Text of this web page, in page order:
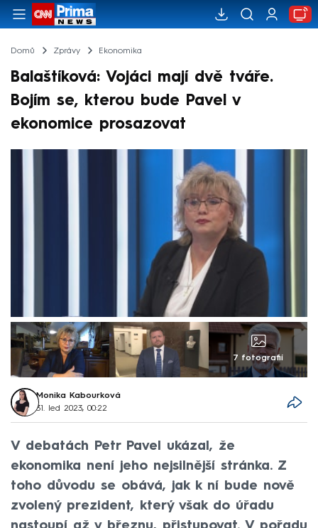
Domů Zprávy Ekonomika
Balaštíková: Vojáci mají dvě tváře.
Bojím se, kterou bude Pavel v
ekonomice prosazovat
7 fotografií
Monika Kabourková
31. led 2023, 00:22
V debatách Petr Pavel ukázal, že
ekonomika není jeho nejsilnější stránka. Z
toho důvodu se obává, jak k ní bude nově
zvolený prezident, který však do úřadu